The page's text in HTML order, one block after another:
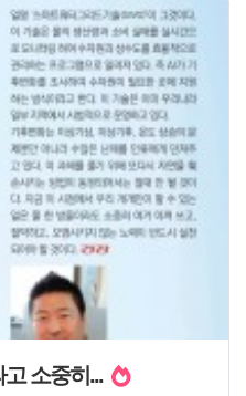
소중히...